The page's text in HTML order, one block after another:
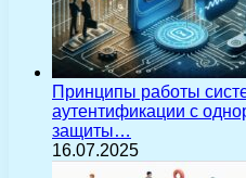
Принципы работы
аутентификации с
защиты…
16.07.2025